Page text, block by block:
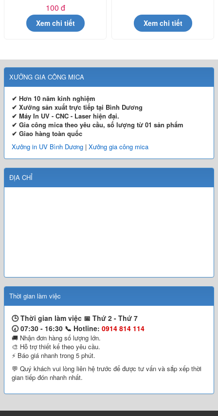
100 đ
Xem chi tiết Xem chi tiết
XƯỞNG GIA CÔNG MICA
✔ Hơn 10 năm kinh nghiệm
✔ Xưởng sản xuất trực tiếp tại Bình Dương
✔ Máy In UV - CNC - Laser hiện đại.
✔ Gia công mica theo yêu cầu, số lượng từ 01 sản phẩm
✔ Giao hàng toàn quốc
Xưởng in UV Bình Dương | Xưởng gia công mica
ĐỊA CHỈ
Thời gian làm việc
🕒 Thời gian làm việc 📅 Thứ 2 - Thứ 7
🕢 07:30 - 16:30 📞 Hotline: 0914 814 114
🚚 Nhận đơn hàng số lượng lớn.
🎨 Hỗ trợ thiết kế theo yêu cầu.
⚡ Báo giá nhanh trong 5 phút.
💬 Quý khách vui lòng liên hệ trước để được tư vấn và sắp xếp thời
gian tiếp đón nhanh nhất.